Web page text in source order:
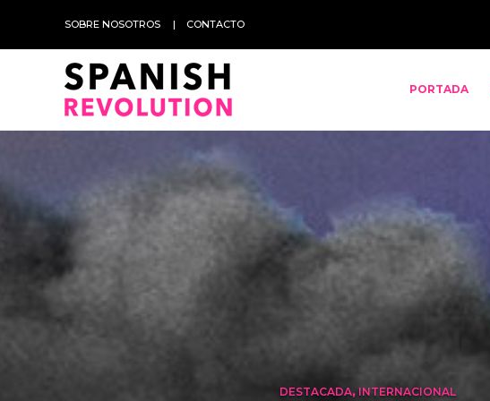
SOBRE NOSOTROS CONTACTO
PORTADA
DESTACADA, INTERNACIONAL